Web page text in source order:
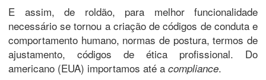
E assim, de roldão, para melhor funcionalidade
necessário se tornou a criação de códigos de conduta e
comportamento humano, normas de postura, termos de
ajustamento, códigos de ética profissional. Do
americano (EUA) importamos até a compliance.